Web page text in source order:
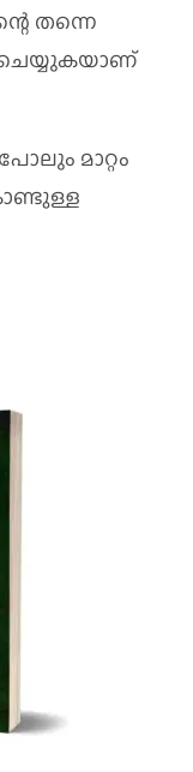
തന്നെ
ചെയ്യുകയാണ്
മാറ്റം